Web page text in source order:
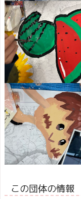
この団体の情報